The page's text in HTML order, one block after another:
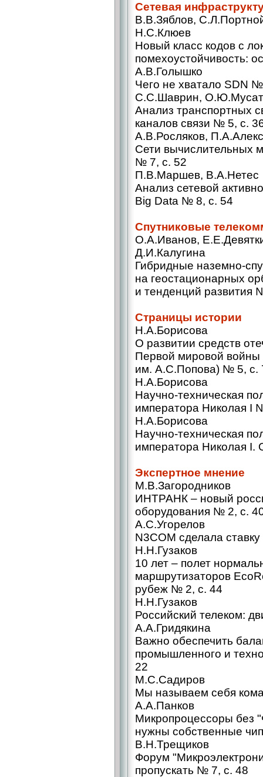
Сетевая
В.В.Зяблов,
Н.С.Клюев
Новый класс кодов с
помехоустойчивость:
А.В.Голышко
Чего не хватало SDN
С.С.Шаврин,
Анализ транспортных
каналов связи № 5, с.
А.В.Росляков,
Сети вычислительных
№ 7, с. 52
П.В.Маршев, В.А.Нетес
Анализ сетевой
Big Data № 8, с. 54
Спутниковые
О.А.Иванов,
Д.И.Калугина
Гибридные наземно-
на геостационарных
и тенденций развития
Страницы истории
Н.А.Борисова
О развитии средств
Первой мировой
им. А.С.Попова) № 5, с.
Н.А.Борисова
Научно-техническая
императора Николая I
Н.А.Борисова
Научно-техническая
императора Николая I.
Экспертное мнение
М.В.Загородников
ИНТРАНК – новый
оборудования № 2, с.
А.С.Угорелов
N3COM сделала
Н.Н.Гузаков
10 лет – полет
маршрутизаторов
рубеж № 2, с. 44
Н.Н.Гузаков
Российский телеком:
А.А.Гридякина
Важно обеспечить
промышленного и
22
М.С.Садиров
Мы называем себя
А.А.Панков
Микропроцессоры без
нужны собственные
В.Н.Трещиков
Форум
пропускать № 7, с. 48